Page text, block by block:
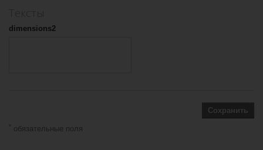
dimensions2
Сохранить
обязательные поля